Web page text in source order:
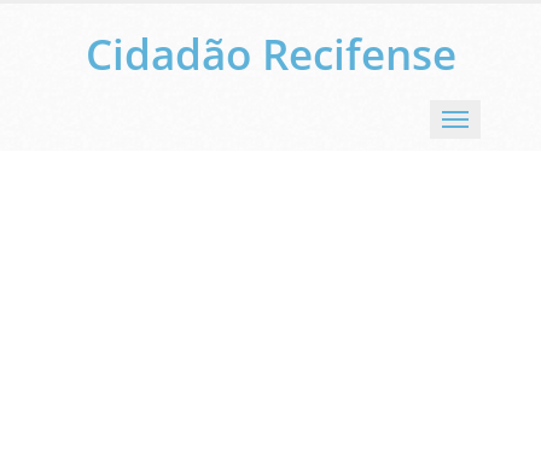
Cidadão Recifense
Menu